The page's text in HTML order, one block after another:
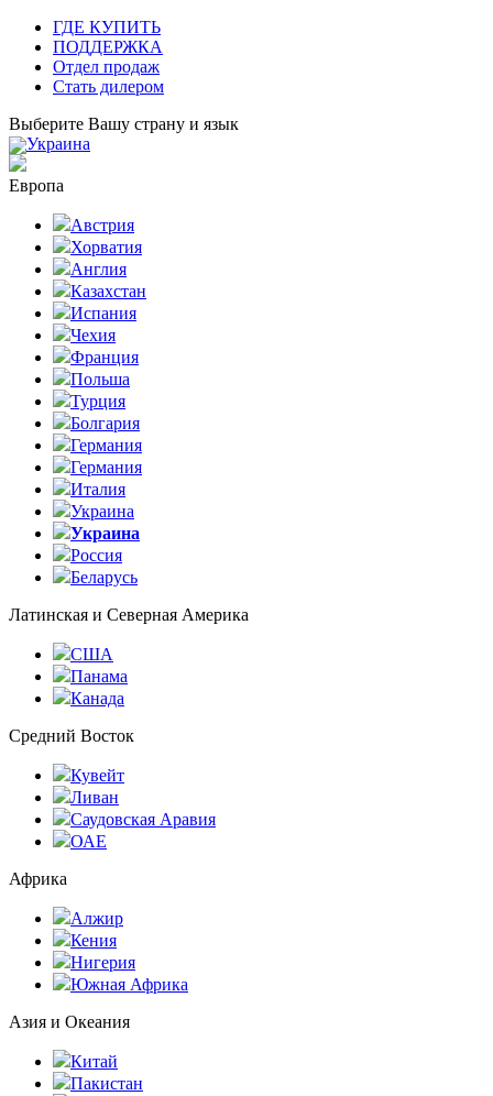
ГДЕ КУПИТЬ
ПОДДЕРЖКА
Отдел продаж
Стать дилером
Выберите Вашу страну и язык
Украина
Европа
Австрия
Хорватия
Англия
Казахстан
Испания
Чехия
Франция
Польша
Турция
Болгария
Германия
Германия
Италия
Украина
Украина
Россия
Беларусь
Латинская и Северная Америка
США
Панама
Канада
Средний Восток
Кувейт
Ливан
Саудовская Аравия
ОАЕ
Африка
Алжир
Кения
Нигерия
Южная Африка
Азия и Океания
Китай
Пакистан